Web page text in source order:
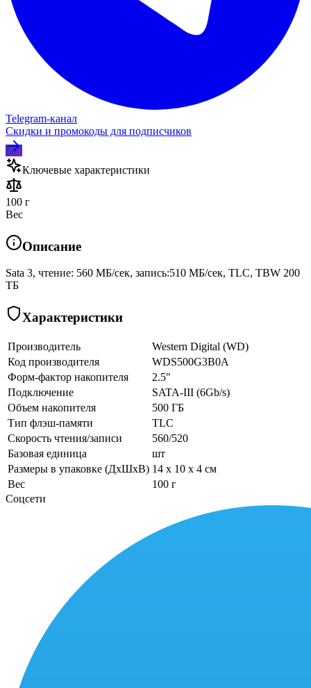
Telegram‑канал
Скидки и промокоды для подписчиков
Ключевые характеристики
100 г
Вес
Описание
Sata 3, чтение: 560 МБ/сек, запись:510 МБ/сек, TLC, TBW 200
ТБ
Характеристики
Производитель
Western Digital (WD)
Код производителя
WDS500G3B0A
Форм-фактор накопителя
2.5"
Подключение
SATA-III (6Gb/s)
Объем накопителя
500 ГБ
Тип флэш-памяти
TLC
Скорость чтения/записи
560/520
Базовая единица
шт
Размеры в упаковке (ДхШхВ) 14 x 10 x 4 см
Вес
100 г
Соцсети